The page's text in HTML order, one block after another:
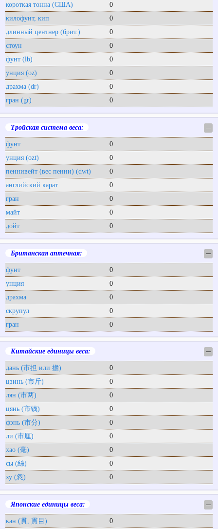
короткая тонна (США)
0
килофунт, кип
0
длинный центнер (брит.)
0
стоун
0
фунт (lb)
0
унция (oz)
0
драхма (dr)
0
гран (gr)
0
Тройская система веса: ─
фунт
0
унция (ozt)
0
пеннивейт (вес пенни) (dwt)
0
английский карат
0
гран
0
майт
0
дойт
0
Британская аптечная: ─
фунт
0
унция
0
драхма
0
скрупул
0
гран
0
Китайские единицы веса: ─
дань (市担 или 擔)
0
цзинь (市斤)
0
лян (市两)
0
цянь (市钱)
0
фэнь (市分)
0
ли (市厘)
0
хао (毫)
0
сы (絲)
0
ху (忽)
0
Японские единицы веса: ─
кан (貫, 貫目)
0